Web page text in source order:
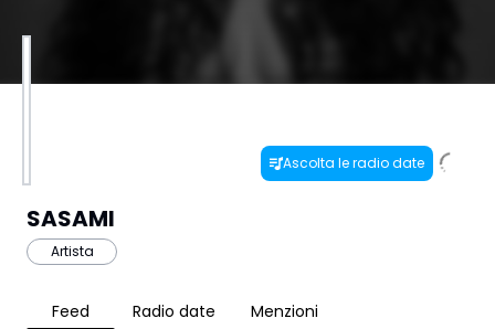
Ascolta le radio date
SASAMI
Artista
Feed Radio date Menzioni